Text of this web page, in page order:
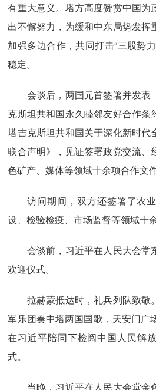
有重大意义。塔方高度赞赏中国为
出不懈努力，为缓和中东局势发挥
加强多边合作，共同打击“三股势
稳定。
会谈后，两国元首签署并发表
克斯坦共和国永久睦邻友好合作条
塔吉克斯坦共和国关于深化新时代
联合声明》，见证签署政党交流、
色矿产、媒体等领域十余项合作文件
访问期间，双方还签署了农业
设、检验检疫、市场监督等领域十
会谈前，习近平在人民大会堂
欢迎仪式。
拉赫蒙抵达时，礼兵列队致敬
军乐团奏中塔两国国歌，天安门广
在习近平陪同下检阅中国人民解
式。
当晚，习近平在人民大会堂金